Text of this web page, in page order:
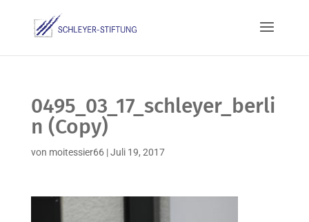
0495_03_17_schleyer_berli
n (Copy)
von moitessier66|Juli 19, 2017